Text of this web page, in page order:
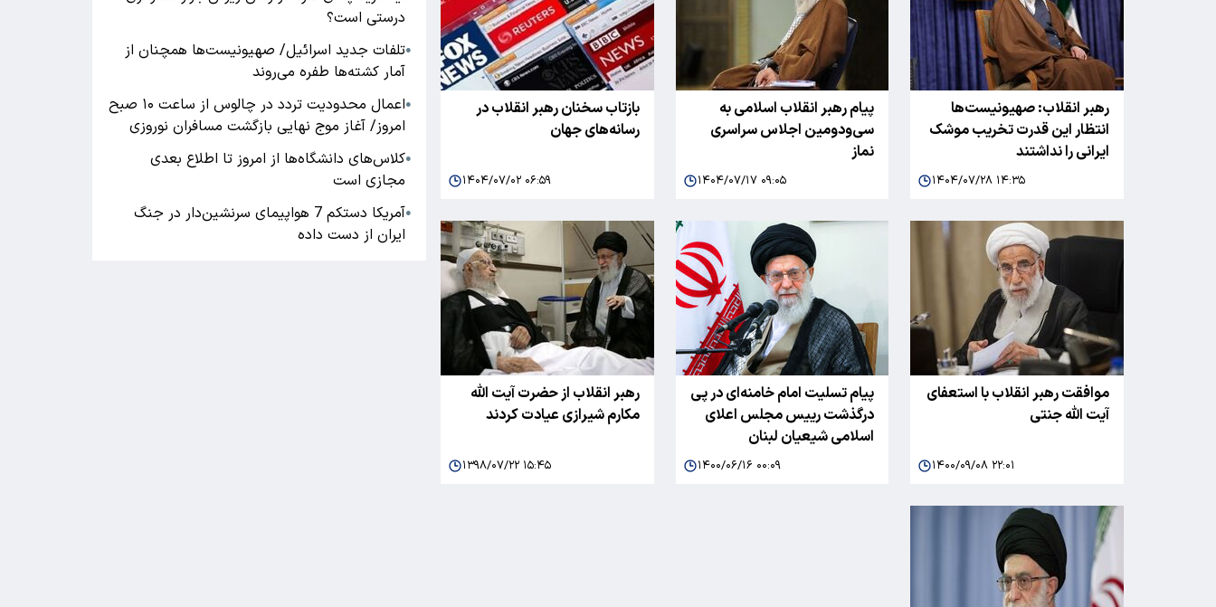
رهبر انقلاب: صهیونیست‌ها
انتظار این قدرت تخریب موشک
ایرانی را نداشتند
۱۴۰۴/۰۷/۲۸ ۱۴:۳۵
پیام رهبر انقلاب اسلامی به
سی‌ودومین اجلاس سراسری
نماز
۱۴۰۴/۰۷/۱۷ ۰۹:۰۵
بازتاب سخنان رهبر انقلاب در
رسانه‌های جهان
۱۴۰۴/۰۷/۰۲ ۰۶:۵۹
موافقت رهبر انقلاب با استعفای
آیت الله جنتی
۱۴۰۰/۰۹/۰۸ ۲۲:۰۱
پیام تسلیت امام خامنه‌ای در پی
درگذشت رییس مجلس اعلای
اسلامی شیعیان لبنان
۱۴۰۰/۰۶/۱۶ ۰۰:۰۹
رهبر انقلاب از حضرت آیت الله
مکارم شیرازی عیادت کردند
۱۳۹۸/۰۷/۲۲ ۱۵:۴۵
درستی است؟
●تلفات جدید اسرائیل/ صهیونیست‌ها همچنان از
آمار کشته‌ها طفره می‌روند
●
اعمال محدودیت تردد در چالوس از ساعت ۱۰ صبح
امروز/ آغاز موج نهایی بازگشت مسافران نوروزی
●کلاس‌های دانشگاه‌ها از امروز تا اطلاع بعدی
مجازی است
●
آمریکا دستکم 7 هواپیمای سرنشین‌دار در جنگ
ایران از دست داده